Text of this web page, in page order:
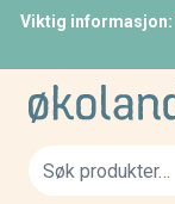
Viktig informasjon:
Skip to Content